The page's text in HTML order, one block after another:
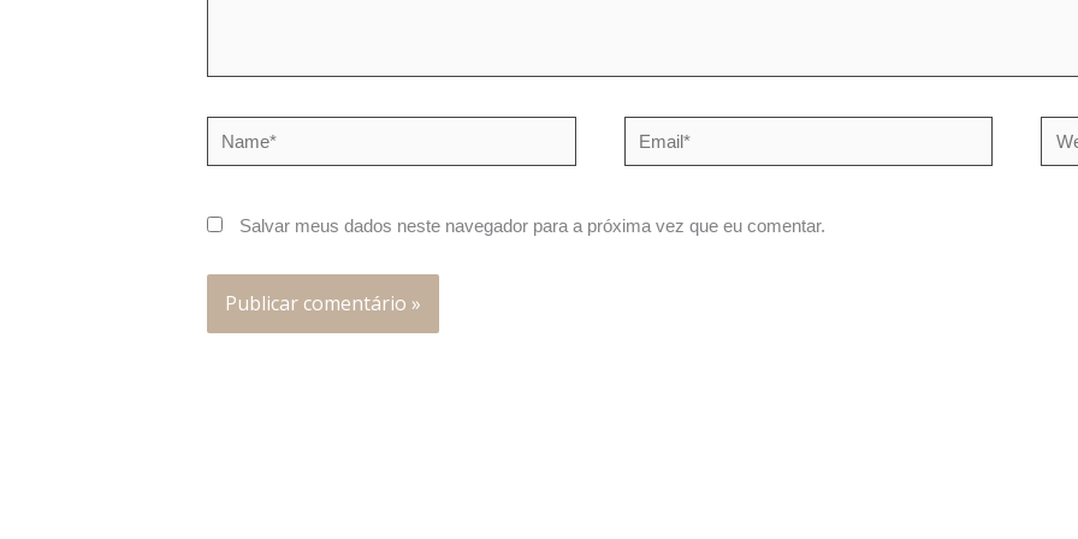
Name* Email*
Salvar meus dados neste navegador para a próxima vez que eu comentar.